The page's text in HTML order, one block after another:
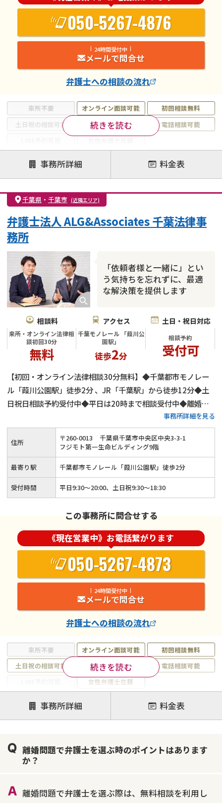
来所不要 オンライン面談可能
初回相談無料
土日祝の相談可能
19時以降電話可能
電話相談可能
注力案件
離婚前相談
離婚調停
離婚裁判
親権・面会交流権
DV
モラハラ
不貞・不倫慰謝料請求
国際離婚
財産分与
内縁の夫婦 熟年離婚
続きを読む
050-5267-4876
24時間受付中
メールで問合せ
弁護士への相談の流れ
事務所詳細 料金表
千葉県 ・ 千葉市 (近隣エリア)
「依頼者様と一緒に」とい
う気持ちを忘れずに、最適
な解決策を提供します
弁護士法人 ALG&Associates 千葉法律事
務所
相談料
来所・オンライン法律相
談初回30分
無料
アクセス
千葉モノレール 「葭川公
園駅」
徒歩2分
土日・祝日対応
相談予約
受付可
【初回・オンライン法律相談30分無料】◆千葉都市モノレー
ル「葭川公園駅」徒歩2分 、JR「千葉駅」から徒歩12分◆土
日祝日相談予約受付中◆平日は20時まで相談受付中◆離婚問
題を得意とする弁護士が多数在籍◆離婚・財産分与・親権・養
育費・不貞行為に対する慰謝料など幅広い離婚問題にご対応
事務所詳細を見る
来所不要 オンライン面談可能
初回相談無料
土日祝の相談可能
19時以降電話可能
電話相談可能
女性弁護士在籍
注力案件
離婚前相談
離婚調停
離婚裁判
不貞・不倫慰謝料請求
国際離婚
養育費問題
財産分与
続きを読む
住所 〒260-0013
千葉県千葉市中央区中央3-3-1
フジモト第一生命ビルディング9階
最寄り駅 千葉都市モノレール「葭川公園駅」徒歩2分
受付時間 平日9:30～20:00、土日祝9:30～18:30
この事務所に問合せする
《現在営業中》お電話繋がります
050-5267-4873
24時間受付中
メールで問合せ
弁護士への相談の流れ
事務所詳細 料金表
離婚問題で弁護士を選ぶ時のポイントはあります
か？
離婚問題で弁護士を選ぶ際は、無料相談を利用し